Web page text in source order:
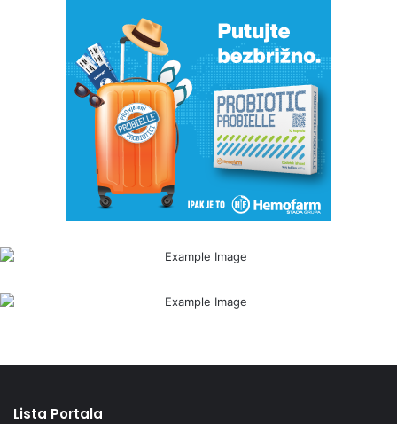
Lista Portala